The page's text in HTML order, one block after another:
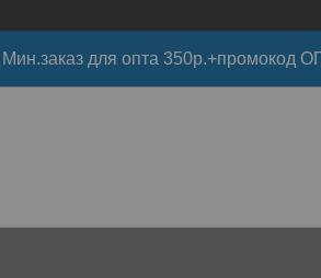
для опта 350р.+промокод